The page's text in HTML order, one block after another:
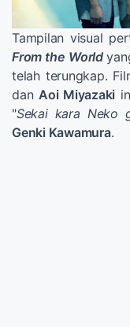
Tampilan visual
From the World
telah terungkap.
danAoi Miyazaki
"Sekai kara Neko
Genki Kawamura.